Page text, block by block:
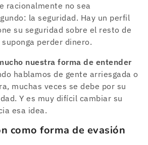
racionalmente no sea
la seguridad. Hay un perfil
su seguridad sobre el resto de
perder dinero.
nuestra forma de entender
hablamos de gente arriesgada o
muchas veces se debe por su
Y es muy difícil cambiar su
esa idea.
como forma de evasión